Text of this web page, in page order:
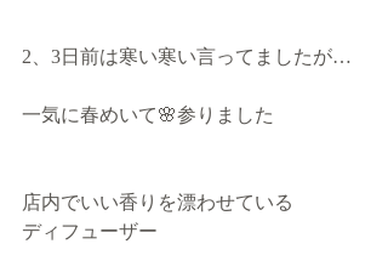
2、3日前は寒い寒い言ってましたが…
一気に春めいて🌸参りました
店内でいい香りを漂わせている
ディフューザー